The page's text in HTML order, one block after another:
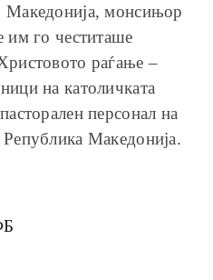
Македонија, монсињор
им го честиташе
раѓање –
на католичката
персонал на
Македонија.